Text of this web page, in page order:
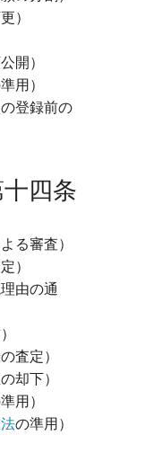
）
開）
用）
の登録前の
四条
る審査）
）
理由の通
査定）
却下）
用）
の準用）